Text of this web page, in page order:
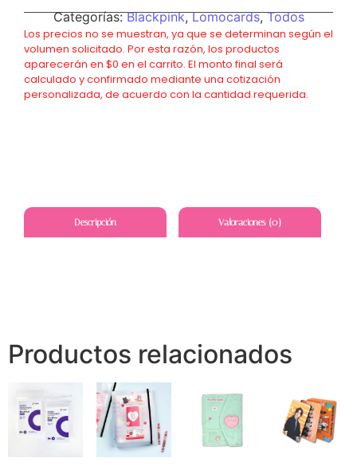
Categorías:Blackpink,Lomocards,Todos
Los precios no se muestran, ya que se determinan según el
volumen solicitado. Por esta razón, los productos
aparecerán en $0 en el carrito. El monto final será
calculado y confirmado mediante una cotización
personalizada, de acuerdo con la cantidad requerida.
Descripción Valoraciones (0)
Productos relacionados